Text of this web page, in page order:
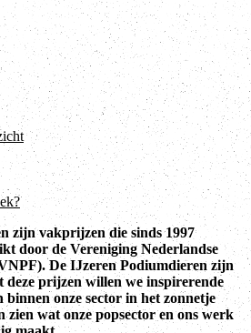
zijn vakprijzen die sinds 1997
door de Vereniging Nederlandse
De IJzeren Podiumdieren zijn
deze prijzen willen we inspirerende
binnen onze sector in het zonnetje
zien wat onze popsector en ons werk